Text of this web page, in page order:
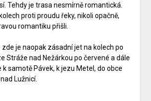
Tehdy je trasa nesmírně romantická.
proti proudu řeky, nikoli opačně,
romantiku přišli.
je naopak zásadní jet na kolech po
Stráže nad Nežárkou po červené a dále
samotě Pávek, k jezu Metel, do obce
Lužnicí.